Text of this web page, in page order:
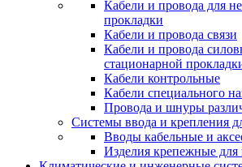
Кабели и провода для
прокладки
Кабели и провода связи
Кабели и провода
стационарной
Кабели контрольные
Кабели специального
Провода и шнуры
Системы ввода и крепления
Вводы кабельные и
Изделия крепежные для